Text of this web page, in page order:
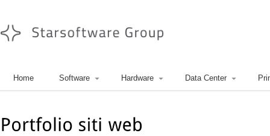
Home Software Hardware Data Center